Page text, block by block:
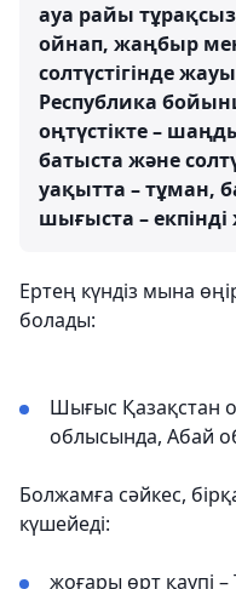
ауа райы
ойнап, жаңбыр
солтүстігінде
Республика
оңтүстікте –
батыста және
уақытта – тұман,
шығыста –
Ертең күндіз мына
болады:
Шығыс Қазақстан
облысында, Абай
Болжамға сәйкес,
күшейеді:
жоғары өрт қаупі